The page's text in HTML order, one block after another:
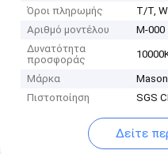
Όροι πληρωμής
T/T,
Αριθμό μοντέλου
Μ-000
Δυνατότητα
προσφοράς
Μάρκα
Mason
Πιστοποίηση
SGS
Δείτε